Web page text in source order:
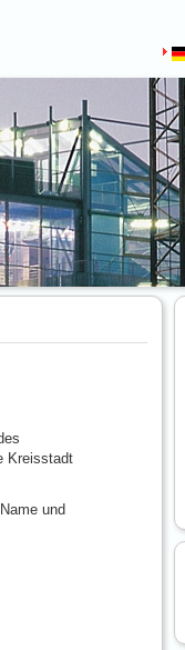
Kreisstadt
und